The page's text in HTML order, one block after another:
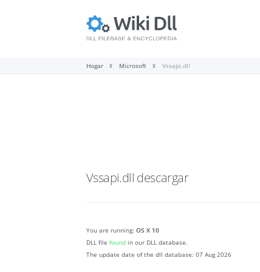
Hogar Microsoft Vssapi.dll
Vssapi.dll descargar
You are running: OS X 10
DLL file found in our DLL database.
The update date of the dll database: 07 Aug 2026